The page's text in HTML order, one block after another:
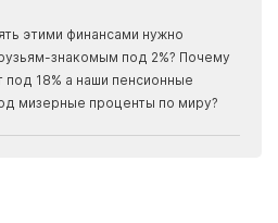
этими финансами нужно
знакомым под 2%? Почему
18% а наши пенсионные
мизерные проценты по миру?